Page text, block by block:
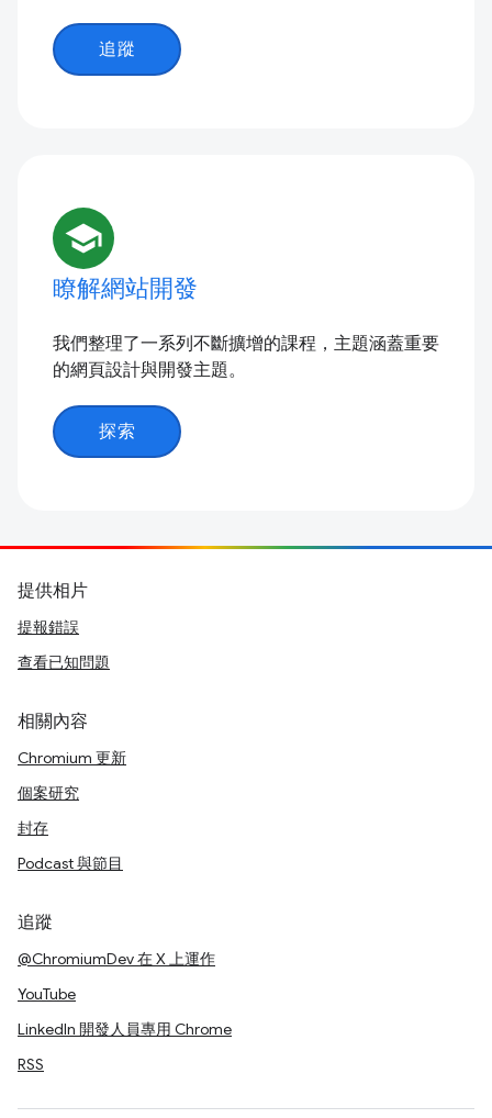
追蹤
school
瞭解網站開發
我們整理了一系列不斷擴增的課程，主題涵蓋重要
的網頁設計與開發主題。
探索
提供相片
提報錯誤
查看已知問題
相關內容
Chromium 更新
個案研究
封存
Podcast 與節目
追蹤
@ChromiumDev 在 X 上運作
YouTube
LinkedIn 開發人員專用 Chrome
RSS